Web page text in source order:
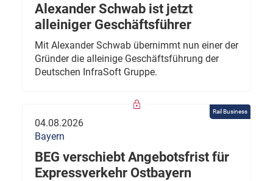
Alexander Schwab ist jetzt
alleiniger Geschäftsführer
Mit Alexander Schwab übernimmt nun einer der
Gründer die alleinige Geschäftsführung der
Deutschen InfraSoft Gruppe.
Rail Business
04.08.2026
Bayern
BEG verschiebt Angebotsfrist für
Expressverkehr Ostbayern